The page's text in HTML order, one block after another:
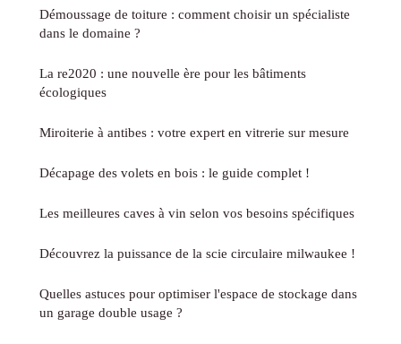
Démoussage de toiture : comment choisir un spécialiste
dans le domaine ?
La re2020 : une nouvelle ère pour les bâtiments
écologiques
Miroiterie à antibes : votre expert en vitrerie sur mesure
Décapage des volets en bois : le guide complet !
Les meilleures caves à vin selon vos besoins spécifiques
Découvrez la puissance de la scie circulaire milwaukee !
Quelles astuces pour optimiser l'espace de stockage dans
un garage double usage ?